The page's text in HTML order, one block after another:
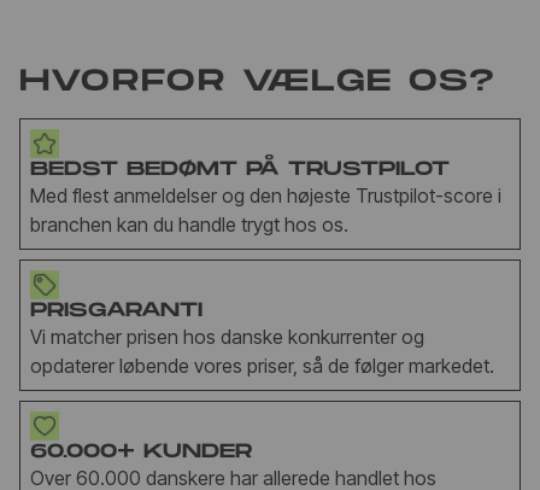
HVORFOR VÆLGE OS?
BEDST BEDØMT PÅ TRUSTPILOT
Med flest anmeldelser og den højeste Trustpilot-score i
branchen kan du handle trygt hos os.
PRISGARANTI
Vi matcher prisen hos danske konkurrenter og
opdaterer løbende vores priser, så de følger markedet.
60.000+ KUNDER
Over 60.000 danskere har allerede handlet hos